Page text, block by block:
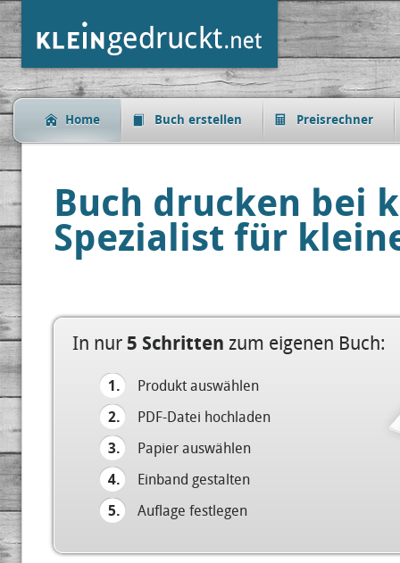
Home Buch erstellen Preisrechner
Buch drucken bei
Spezialist für
In nur 5 Schritten zum eigenen Buch:
1. Produkt auswählen
2. PDF-Datei hochladen
3. Papier auswählen
4. Einband gestalten
5. Auflage festlegen